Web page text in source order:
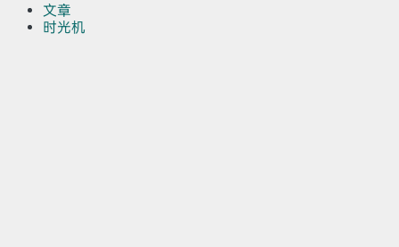
文章
时光机